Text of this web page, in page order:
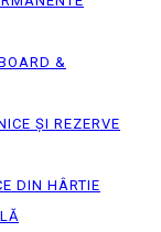
&
ȘI REZERVE
DIN HÂRTIE